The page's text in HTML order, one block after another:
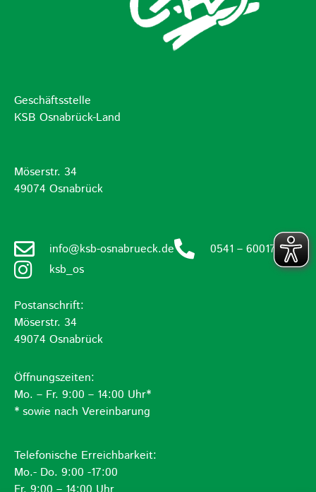
Geschäftsstelle
KSB Osnabrück-Land
Möserstr. 34
49074 Osnabrück
info@ksb-osnabrueck.de
0541 – 60017960
ksb_os
Postanschrift:
Möserstr. 34
49074 Osnabrück
Öffnungszeiten:
Mo. – Fr. 9:00 – 14:00 Uhr*
* sowie nach Vereinbarung
Telefonische Erreichbarkeit:
Mo.- Do. 9:00 -17:00